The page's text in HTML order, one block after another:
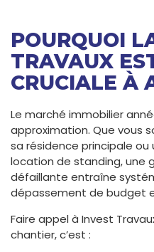
POURQUOI
TRAVAUX
CRUCIALE À
Le marché immobilier
approximation. Que vous
sa résidence principale ou
location de standing, une
défaillante entraîne
dépassement de budget
Faire appel à Invest
chantier, c’est :